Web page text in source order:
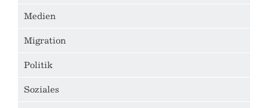
Medien
Migration
Politik
Soziales